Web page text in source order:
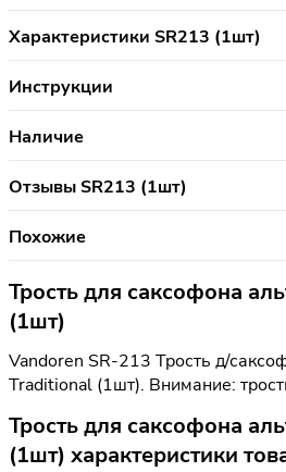
Характеристики SR213 (1шт)
Инструкции
Наличие
Отзывы SR213 (1шт)
Похожие
Трость для саксофона
(1шт)
Vandoren SR-213 Трость д/
Traditional (1шт). Внимание:
Трость для саксофона
(1шт) характеристики